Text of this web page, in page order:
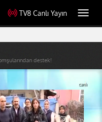
TV8 Canlı Yayın
destek!